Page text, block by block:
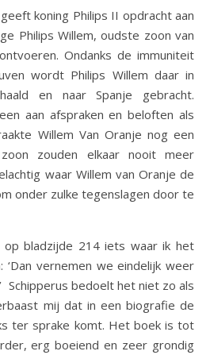
koning Philips II opdracht aan
Philips Willem, oudste zoon van
Ondanks de immuniteit
wordt Philips Willem daar in
en naar Spanje gebracht.
aan afspraken en beloften als
Willem Van Oranje nog een
zouden elkaar nooit meer
waar Willem van Oranje de
onder zulke tegenslagen door te
op bladzijde 214 iets waar ik het
vernemen we eindelijk weer
Schipperus bedoelt het niet zo als
mij dat in een biografie de
ter sprake komt. Het boek is tot
erg boeiend en zeer grondig